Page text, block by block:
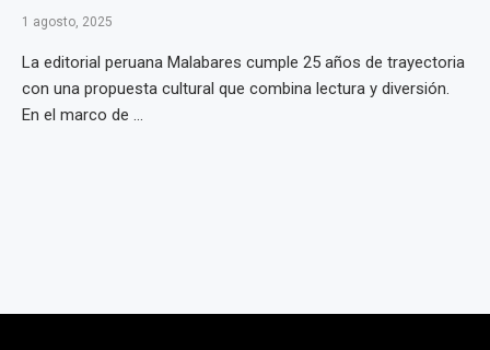
1 agosto, 2025
La editorial peruana Malabares cumple 25 años de trayectoria
con una propuesta cultural que combina lectura y diversión.
En el marco de ...